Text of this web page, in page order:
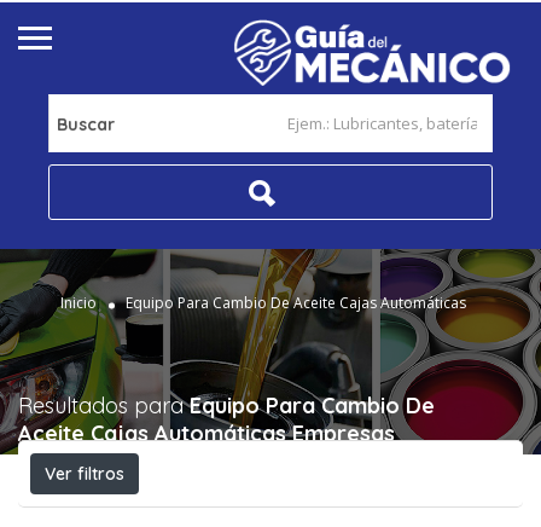
Buscar
Inicio Equipo Para Cambio De Aceite Cajas Automáticas
Resultados paraEquipo Para Cambio De
Aceite Cajas Automáticas Empresas
Ver filtros